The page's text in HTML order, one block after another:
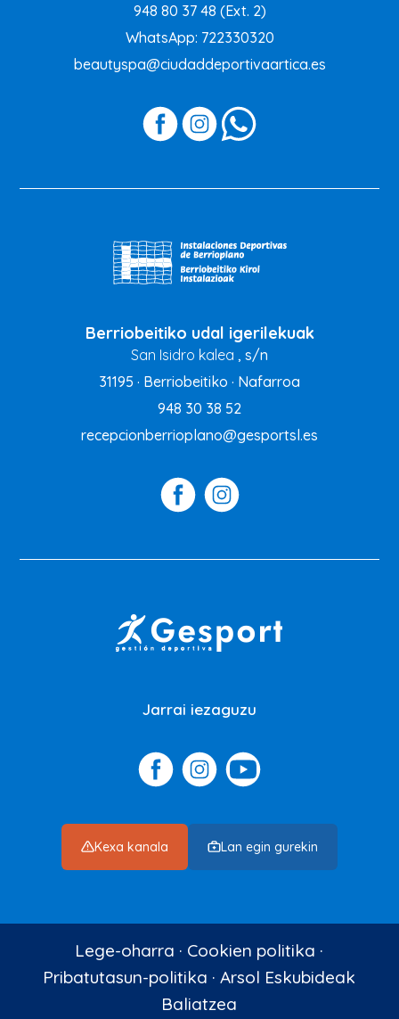
948 80 37 48 (Ext. 2)
WhatsApp: 722330320
beautyspa@ciudaddeportivaartica.es
Berriobeitiko udal igerilekuak
San Isidro kalea , s/n
31195 · Berriobeitiko · Nafarroa
948 30 38 52
recepcionberrioplano@gesportsl.es
Jarrai iezaguzu
Kexa kanala Lan egin gurekin
Lege-oharra · Cookien politika ·
Pribatutasun-politika ·Arsol Eskubideak
Baliatzea